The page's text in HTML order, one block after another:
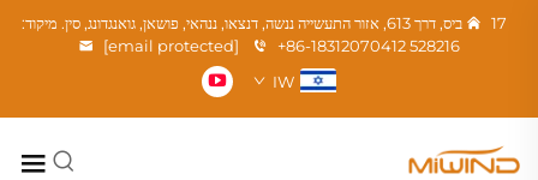
17 ביס, דרך 613, אזור התעשייה ננשה, דנצאו, ננהאי, פושאן, גואנגדונג, סין. מיקוד:
528216
+86-18312070412
[email protected]
IW